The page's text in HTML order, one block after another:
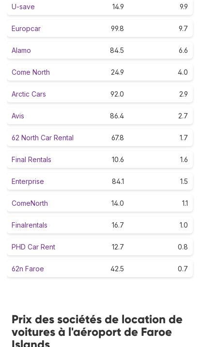
U-save 14.9 9.9
Europcar 99.8 9.7
Alamo 84.5 6.6
Come North 24.9 4.0
Arctic Cars 92.0 2.9
Avis 86.4 2.7
62 North Car Rental 67.8 1.7
Final Rentals 10.6 1.6
Enterprise 84.1 1.5
ComeNorth 14.0 1.1
Finalrentals 16.7 1.0
PHD Car Rent 12.7 0.8
62n Faroe 42.5 0.7
Prix des sociétés de location de
voitures à l'aéroport de Faroe